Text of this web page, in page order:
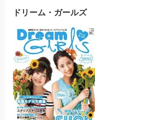
ドリーム・ガールズ